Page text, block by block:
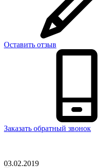
Оставить отзыв
Заказать обратный звонок
03.02.2019